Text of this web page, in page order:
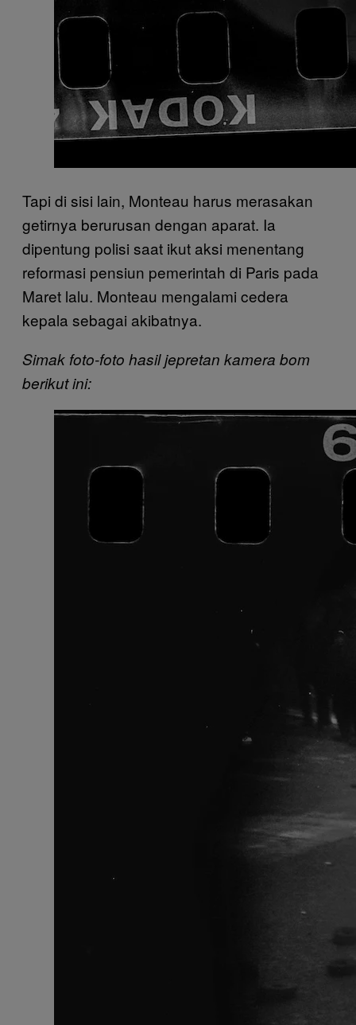
Tapi di sisi lain, Monteau harus merasakan
getirnya berurusan dengan aparat. Ia
dipentung polisi saat ikut aksi menentang
reformasi pensiun pemerintah di Paris pada
Maret lalu. Monteau mengalami cedera
kepala sebagai akibatnya.
Simak foto-foto hasil jepretan kamera bom
berikut ini: